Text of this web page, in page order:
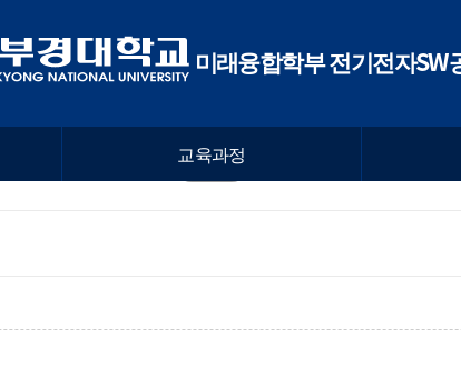
미래융합학부 전기전자SW
교육과정